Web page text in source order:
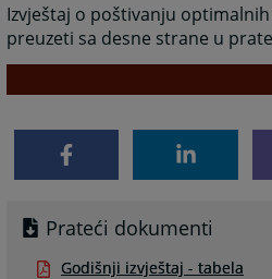
Izvještaj o poštivanju
preuzeti sa desne strane u
Prateći dokumenti
Godišnji izvještaj - tabela